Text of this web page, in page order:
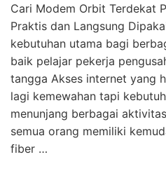
Cari Modem Orbit Terdekat
Praktis dan Langsung
kebutuhan utama bagi
baik pelajar pekerja
tangga Akses internet yang
lagi kemewahan tapi
menunjang berbagai
semua orang memiliki
fiber …